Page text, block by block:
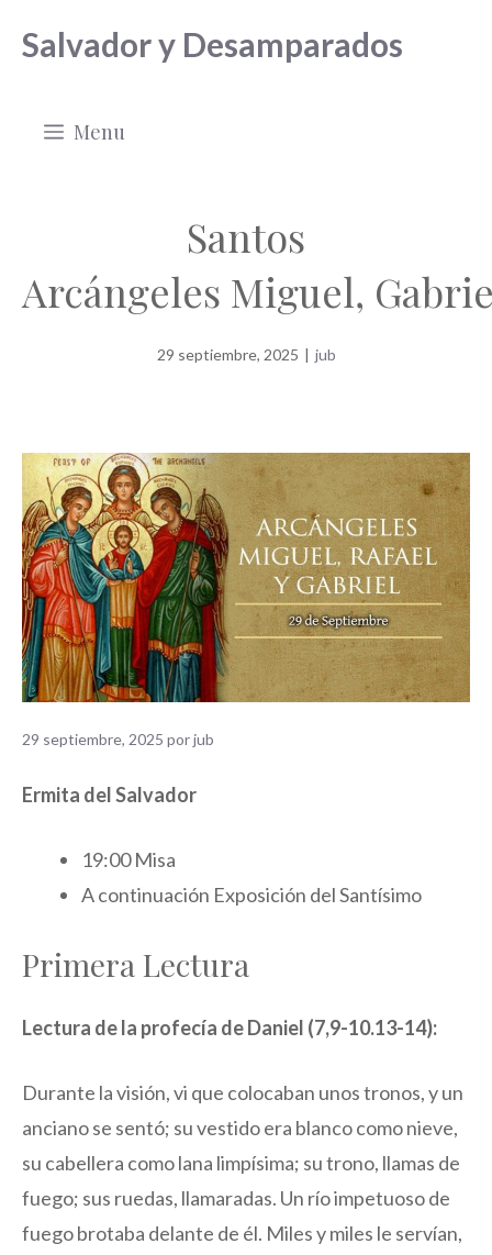
Salvador y Desamparados
Menu
Santos
Arcángeles Miguel,
29 septiembre, 2025 | jub
29 septiembre, 2025 porjub
Ermita del Salvador
19:00 Misa
A continuación Exposición del Santísimo
Primera Lectura
Lectura de la profecía de Daniel (7,9-10.13-14):
Durante la visión, vi que colocaban unos tronos, y un
anciano se sentó; su vestido era blanco como nieve,
su cabellera como lana limpísima; su trono, llamas de
fuego; sus ruedas, llamaradas. Un río impetuoso de
fuego brotaba delante de él. Miles y miles le servían,